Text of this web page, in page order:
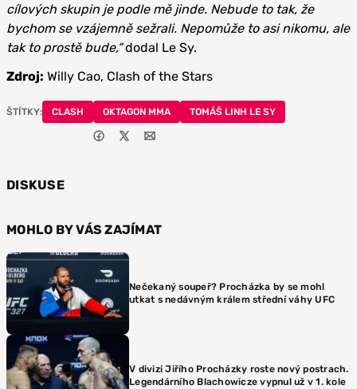
cílových skupin je podle mě jinde. Nebude to tak, že
bychom se vzájemně sežrali. Nepomůže to asi nikomu, ale
tak to prostě bude,“dodal Le Sy.
Zdroj: Willy Cao, Clash of the Stars
ŠTÍTKY: CLASH OKTAGON MMA TOMÁŠ LINH LE SY
DISKUSE
MOHLO BY VÁS ZAJÍMAT
Nečekaný soupeř? Procházka by se mohl
utkat s nedávným králem střední váhy UFC
V divizi Jiřího Procházky roste nový postrach.
Legendárního Blachowicze vypnul už v 1. kole